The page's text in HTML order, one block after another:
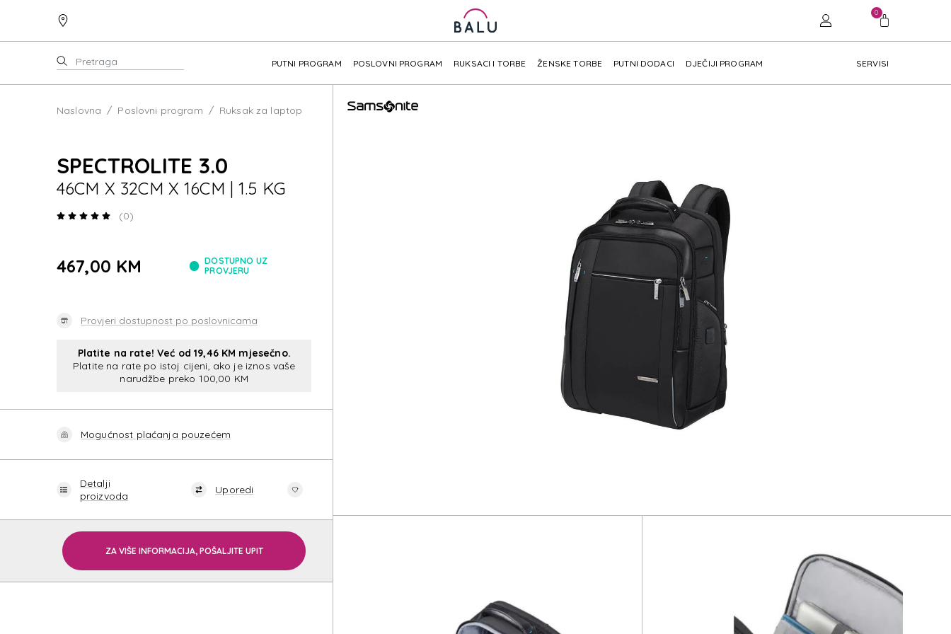
0
PUTNI PROGRAM POSLOVNI PROGRAM RUKSACI I TORBE ŽENSKE TORBE PUTNI DODACI DJEČIJI PROGRAM SERVISI
Naslovna Poslovni program Ruksak za laptop
SPECTROLITE 3.0
46CM X 32CM X 16CM | 1.5 KG
(0)
467,00 KM
DOSTUPNO UZ
PROVJERU
Provjeri dostupnost po poslovnicama
Platite na rate! Već od 19,46 KM mjesečno.
Platite na rate po istoj cijeni, ako je iznos vaše
narudžbe preko 100,00 KM
Mogućnost plaćanja pouzećem
Detalji
proizvoda
Uporedi
ZA VIŠE INFORMACIJA, POŠALJITE UPIT
SPECTROLITE 3.0